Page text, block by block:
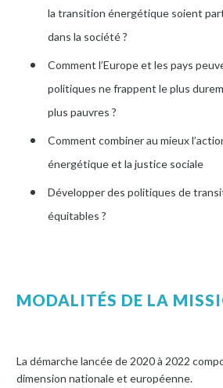
la transition énergétique soient
dans la société ?
Comment l’Europe et les pays
politiques ne frappent le plus
plus pauvres ?
Comment combiner au mieux
énergétique et la justice sociale
Développer des politiques de
équitables ?
MODALITÉS DE LA
La démarche lancée de 2020 à 2022
dimension nationale et européenne.